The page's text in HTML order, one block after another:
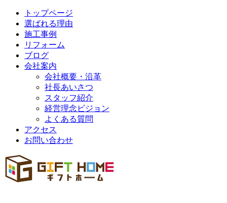
トップページ
選ばれる理由
施工事例
リフォーム
ブログ
会社案内
会社概要・沿革
社長あいさつ
スタッフ紹介
経営理念ビジョン
よくある質問
アクセス
お問い合わせ